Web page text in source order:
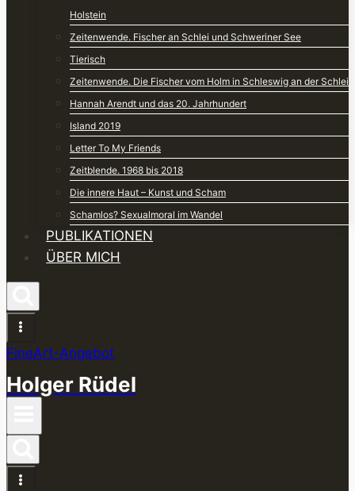
Holstein
Zeitenwende. Fischer an Schlei und Schweriner See
Tierisch
Zeitenwende. Die Fischer vom Holm in Schleswig an der Schlei
Hannah Arendt und das 20. Jahrhundert
Island 2019
Letter To My Friends
Zeitblende. 1968 bis 2018
Die innere Haut – Kunst und Scham
Schamlos? Sexualmoral im Wandel
PUBLIKATIONEN
ÜBER MICH
FineArt-Angebot
Holger Rüdel